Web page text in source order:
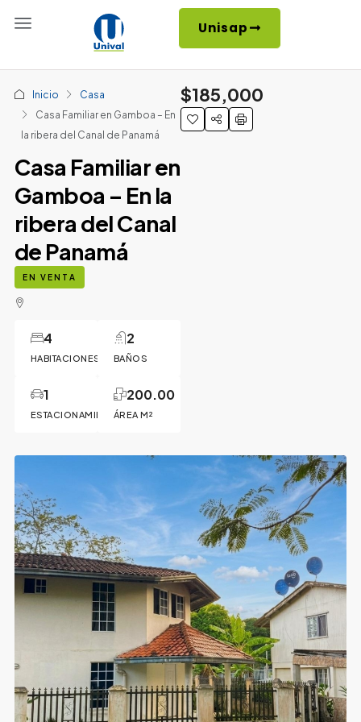
Unisap
Inicio
Casa
Casa Familiar en Gamboa – En
la ribera del Canal de Panamá
Casa Familiar en
Gamboa – En la
ribera del Canal
de Panamá
EN VENTA
HABITACIONES
4
BAÑOS
2
ESTACIONAMIENTO
1
ÁREA M²
200.00
$185,000